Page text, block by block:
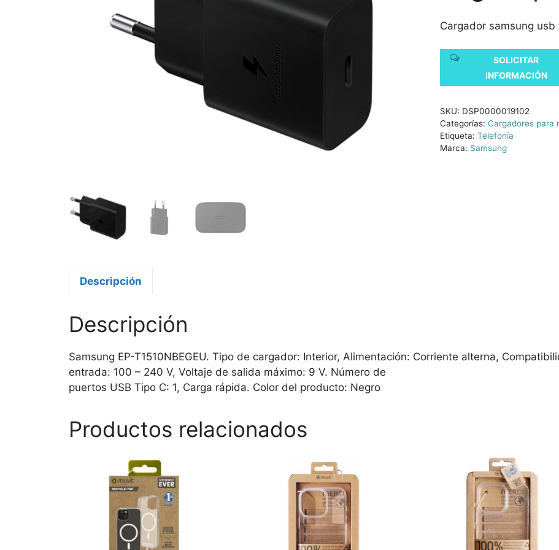
Cargador samsung usb
SOLICITAR
INFORMACIÓN
SKU: DSP0000019102
Categorías: Cargadores para
Etiqueta: Telefonía
Marca: Samsung
Descripción
Descripción
Samsung EP-T1510NBEGEU. Tipo de cargador: Interior, Alimentación: Corriente alterna,
entrada: 100 – 240 V, Voltaje de salida máximo: 9 V. Número de
puertos USB Tipo C: 1, Carga rápida. Color del producto: Negro
Productos relacionados